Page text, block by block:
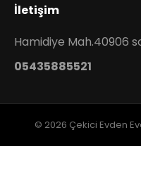
İletişim
Hamidiye Mah.40906
05435885521
© 2026 Çekici Evden